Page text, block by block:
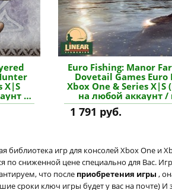
X|S
/
Euro Fishing: Manor
Dovetail Games Euro
Xbox One & Series X|S
на любой аккаунт
(США) купить
1 791 руб.
игр для консолей Xbox One и
по сниженной цене специально для Вас.
что после приобретения игры ,
сроки ключ игры будет у вас на почте)